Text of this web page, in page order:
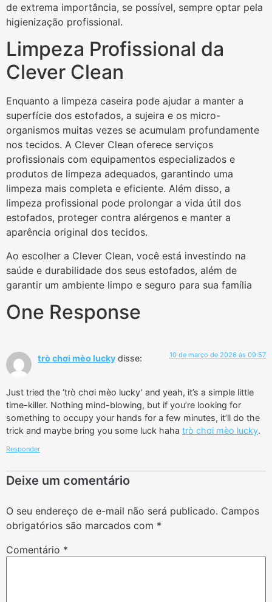
de extrema importância, se possível, sempre optar pela
higienização profissional.
Limpeza Profissional da
Clever Clean
Enquanto a limpeza caseira pode ajudar a manter a
superfície dos estofados, a sujeira e os micro-
organismos muitas vezes se acumulam profundamente
nos tecidos. A Clever Clean oferece serviços
profissionais com equipamentos especializados e
produtos de limpeza adequados, garantindo uma
limpeza mais completa e eficiente. Além disso, a
limpeza profissional pode prolongar a vida útil dos
estofados, proteger contra alérgenos e manter a
aparência original dos tecidos.
Ao escolher a Clever Clean, você está investindo na
saúde e durabilidade dos seus estofados, além de
garantir um ambiente limpo e seguro para sua família
One Response
trò chơi mèo lucky disse: 10 de março de 2026 às 09:57
Just tried the ‘trò chơi mèo lucky’ and yeah, it’s a simple little
time-killer. Nothing mind-blowing, but if you’re looking for
something to occupy your hands for a few minutes, it’ll do the
trick and maybe bring you some luck haha trò chơi mèo lucky.
Responder
Deixe um comentário
O seu endereço de e-mail não será publicado. Campos
obrigatórios são marcados com *
Comentário *